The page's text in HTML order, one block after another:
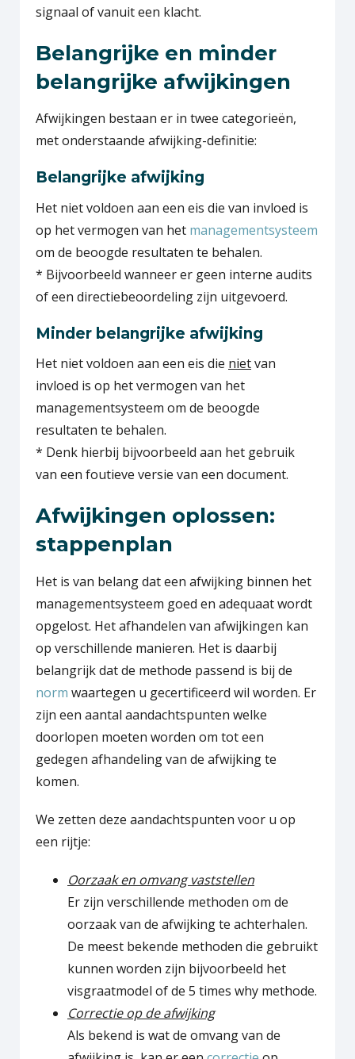
signaal of vanuit een klacht.
Belangrijke en minder
belangrijke afwijkingen
Afwijkingen bestaan er in twee categorieën,
met onderstaande afwijking-definitie:
Belangrijke afwijking
Het niet voldoen aan een eis die van invloed is
op het vermogen van het managementsysteem
om de beoogde resultaten te behalen.
* Bijvoorbeeld wanneer er geen interne audits
of een directiebeoordeling zijn uitgevoerd.
Minder belangrijke afwijking
Het niet voldoen aan een eis die nietvan
invloed is op het vermogen van het
managementsysteem om de beoogde
resultaten te behalen.
* Denk hierbij bijvoorbeeld aan het gebruik
van een foutieve versie van een document.
Afwijkingen oplossen:
stappenplan
Het is van belang dat een afwijking binnen het
managementsysteem goed en adequaat wordt
opgelost. Het afhandelen van afwijkingen kan
op verschillende manieren. Het is daarbij
belangrijk dat de methode passend is bij de
norm waartegen u gecertificeerd wil worden. Er
zijn een aantal aandachtspunten welke
doorlopen moeten worden om tot een
gedegen afhandeling van de afwijking te
komen.
We zetten deze aandachtspunten voor u op
een rijtje:
Oorzaak en omvang vaststellen
Er zijn verschillende methoden om de
oorzaak van de afwijking te achterhalen.
De meest bekende methoden die gebruikt
kunnen worden zijn bijvoorbeeld het
visgraatmodel of de 5 times why methode.
Correctie op de afwijking
Als bekend is wat de omvang van de